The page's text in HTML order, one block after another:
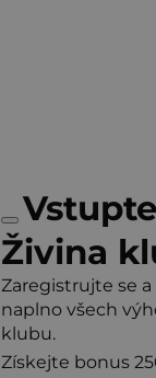
Živina
Zaregistrujte se
naplno všech
klubu.
Získejte bonus